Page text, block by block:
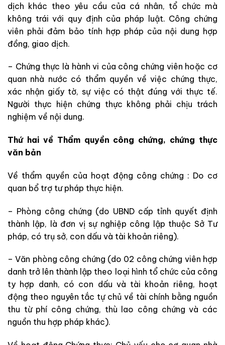
dịch khác theo yêu cầu của cá nhân, tổ chức mà
không trái với quy định của pháp luật. Công chứng
viên phải đảm bảo tính hợp pháp của nội dung hợp
đồng, giao dịch.
– Chứng thực là hành vi của công chứng viên hoặc cơ
quan nhà nước có thẩm quyền về việc chứng thực,
xác nhận giấy tờ, sự việc có thật đúng với thực tế.
Người thực hiện chứng thực không phải chịu trách
nghiệm về nội dung.
Thứ hai về Thẩm quyền công chứng, chứng thực
văn bản
Về thẩm quyền của hoạt động công chứng : Do cơ
quan bổ trợ tư pháp thực hiện.
– Phòng công chứng (do UBND cấp tỉnh quyết định
thành lập, là đơn vị sự nghiệp công lập thuộc Sở Tư
pháp, có trụ sở, con dấu và tài khoản riêng).
– Văn phòng công chứng (do 02 công chứng viên hợp
danh trở lên thành lập theo loại hình tổ chức của công
ty hợp danh, có con dấu và tài khoản riêng, hoạt
động theo nguyên tắc tự chủ về tài chính bằng nguồn
thu từ phí công chứng, thù lao công chứng và các
nguồn thu hợp pháp khác).